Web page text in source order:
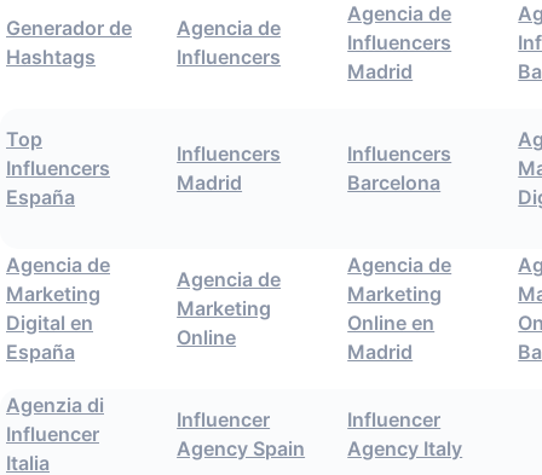
Generador de
Hashtags
Agencia de
Influencers
Agencia de
Influencers
Madrid
Top
Influencers
España
Influencers
Madrid
Influencers
Barcelona
Agencia de
Marketing
Digital en
España
Agencia de
Marketing
Online
Agencia de
Marketing
Online en
Madrid
Agenzia di
Influencer
Italia
Influencer
Agency Spain
Influencer
Agency Italy